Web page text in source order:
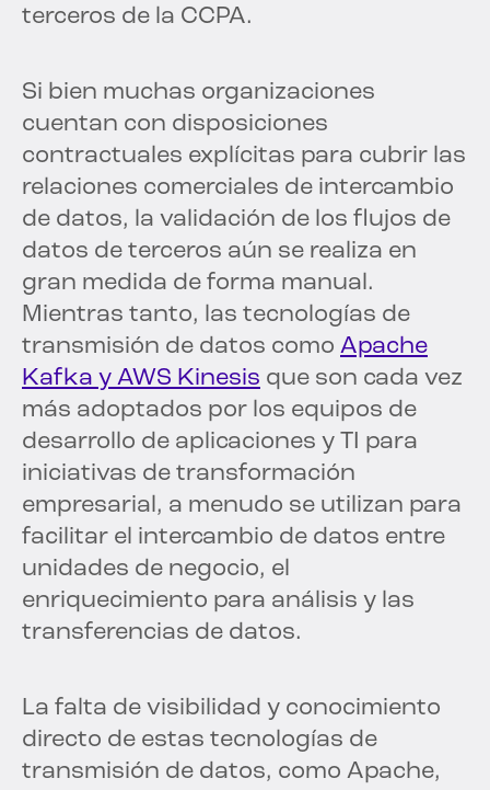
terceros de la CCPA.
Si bien muchas organizaciones
cuentan con disposiciones
contractuales explícitas para cubrir las
relaciones comerciales de intercambio
de datos, la validación de los flujos de
datos de terceros aún se realiza en
gran medida de forma manual.
Mientras tanto, las tecnologías de
transmisión de datos como Apache
Kafka y AWS Kinesis que son cada vez
más adoptados por los equipos de
desarrollo de aplicaciones y TI para
iniciativas de transformación
empresarial, a menudo se utilizan para
facilitar el intercambio de datos entre
unidades de negocio, el
enriquecimiento para análisis y las
transferencias de datos.
La falta de visibilidad y conocimiento
directo de estas tecnologías de
transmisión de datos, como Apache,